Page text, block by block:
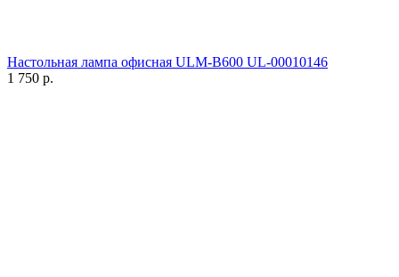
Настольная лампа офисная ULM-B600 UL-00010146
1 750 р.